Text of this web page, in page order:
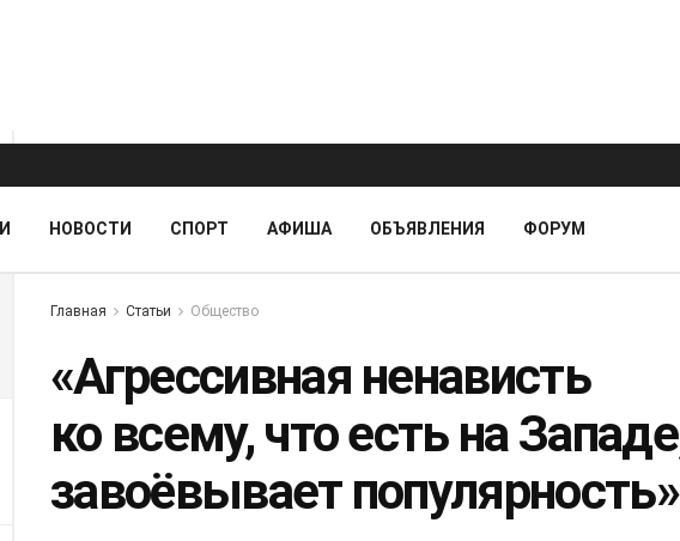
НОВОСТИ СПОРТ АФИША ОБЪЯВЛЕНИЯ ФОРУМ
Главная Статьи Общество
«Агрессивная ненависть
ко всему, что есть на
завоёвывает популярность»